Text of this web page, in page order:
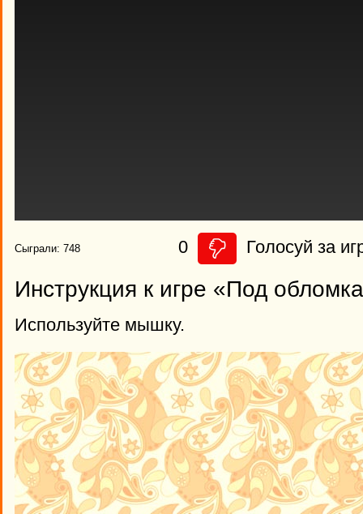
Сыграли: 748 0 Голосуй за
Инструкция к игре «Под
Используйте мышку.